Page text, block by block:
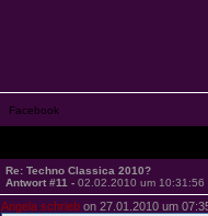
Re: Techno Classica 2010?
Antwort #11 - 02.02.2010 um 10:31:56
Angela schriebon 27.01.2010 um